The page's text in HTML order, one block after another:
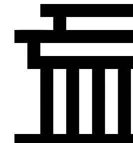
Вакансии
Контакты